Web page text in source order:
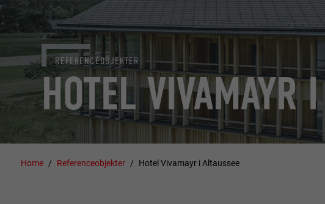
HOTEL VIVAMAYR
REFERENCEOBJEKTER
Home Referenceobjekter Hotel Vivamayr i Altaussee